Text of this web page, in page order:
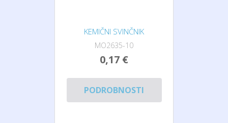
KEMIČNI SVINČNIK
MO2635-10
0,17 €
PODROBNOSTI